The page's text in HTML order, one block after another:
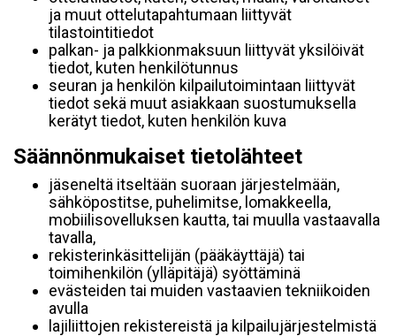
ja muut ottelutapahtumaan liittyvät
tilastointitiedot
palkan- ja palkkionmaksuun liittyvät yksilöivät
tiedot, kuten henkilötunnus
seuran ja henkilön kilpailutoimintaan liittyvät
tiedot sekä muut asiakkaan suostumuksella
kerätyt tiedot, kuten henkilön kuva
Säännönmukaiset tietolähteet
jäseneltä itseltään suoraan järjestelmään,
sähköpostitse, puhelimitse, lomakkeella,
mobiilisovelluksen kautta, tai muulla vastaavalla
tavalla,
rekisterinkäsittelijän (pääkäyttäjä) tai
toimihenkilön (ylläpitäjä) syöttäminä
evästeiden tai muiden vastaavien tekniikoiden
avulla
lajiliittojen rekistereistä ja kilpailujärjestelmistä